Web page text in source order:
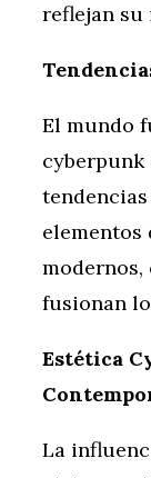
reflejan
El mundo
cyberpunk
elementos
modernos,
fusionan
Estética
La